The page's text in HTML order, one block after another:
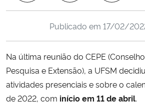
Ministério de Minas e Energia
Ministério da Ciência, Tecnologia, Inovações e
Publicado em 17/02/
Na última reunião do CEPE
Pesquisa e Extensão), a UFSM
atividades presenciais e sobre o
de 2022, com início em 11 de abril.